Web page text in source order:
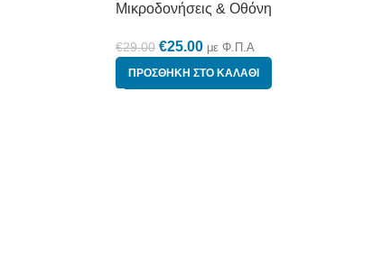
Μικροδονήσεις & Οθόνη
€29.00 €25.00 με Φ.Π.Α
ΠΡΟΣΘΉΚΗ ΣΤΟ ΚΑΛΆΘΙ